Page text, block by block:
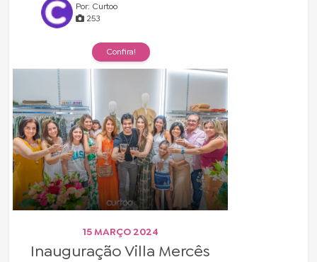
Por: Curtoo
253
Confira!
15 MARÇO 2024
Inauguração Villa Mercês